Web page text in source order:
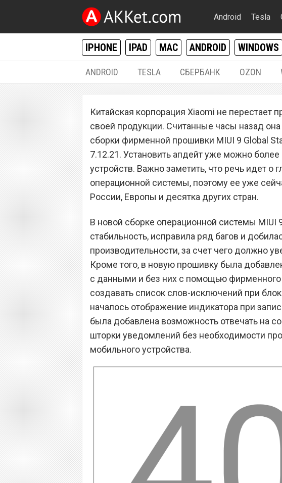
Android Tesla
IPHONE IPAD MAC ANDROID WINDOWS
ANDROID TESLA СБЕРБАНК OZON
Xiaomi выпустила
Global для всех своих
нового?
Китайская корпорация Xiaomi не перестает
своей продукции. Считанные часы назад
сборки фирменной прошивки MIUI 9 Global
7.12.21. Установить апдейт уже можно
устройств. Важно заметить, что речь идет
операционной системы, поэтому ее уже
России, Европы и десятка других стран.
В новой сборке операционной системы MIUI
стабильность, исправила ряд багов и
производительности, за счет чего должно
Кроме того, в новую прошивку была
с данными и без них с помощью
создавать список слов-исключений при
началось отображение индикатора при
была добавлена возможность отвечать на
шторки уведомлений без необходимости
мобильного устройства.